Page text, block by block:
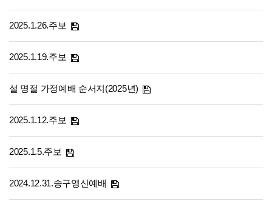
2025.1.26.주보
2025.1.19.주보
설 명절 가정예배 순서지(2025년)
2025.1.12.주보
2025.1.5.주보
2024.12.31.송구영신예배